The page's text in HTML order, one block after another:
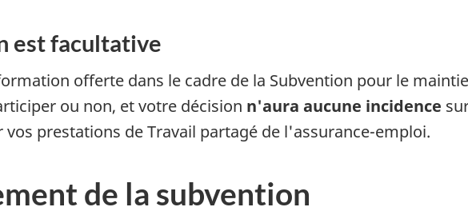
est facultative
offerte dans le cadre de la Subvention pour le
ou non, et votre décision n'aura aucune incidence
vos prestations de Travail partagé de l'assurance-emploi.
de la subvention